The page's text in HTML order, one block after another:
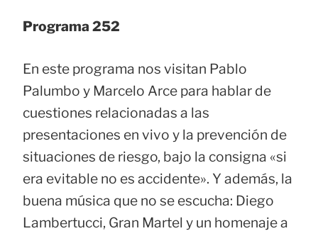
Programa 252
En este programa nos visitan Pablo
Palumbo y Marcelo Arce para hablar de
cuestiones relacionadas a las
presentaciones en vivo y la prevención de
situaciones de riesgo, bajo la consigna «si
era evitable no es accidente». Y además, la
buena música que no se escucha: Diego
Lambertucci, Gran Martel y un homenaje a